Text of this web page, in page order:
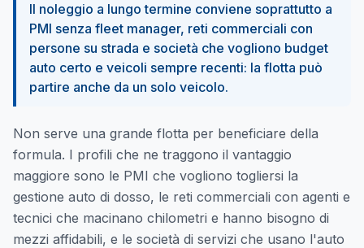
Il noleggio a lungo termine conviene soprattutto a
PMI senza fleet manager, reti commerciali con
persone su strada e società che vogliono budget
auto certo e veicoli sempre recenti: la flotta può
partire anche da un solo veicolo.
Non serve una grande flotta per beneficiare della
formula. I profili che ne traggono il vantaggio
maggiore sono le PMI che vogliono togliersi la
gestione auto di dosso, le reti commerciali con agenti e
tecnici che macinano chilometri e hanno bisogno di
mezzi affidabili, e le società di servizi che usano l'auto